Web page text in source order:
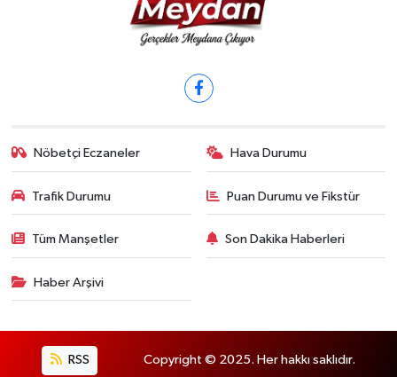
Nöbetçi Eczaneler Hava Durumu
Trafik Durumu Puan Durumu ve Fikstür
Tüm Manşetler Son Dakika Haberleri
Haber Arşivi
RSS Copyright © 2025. Her hakkı saklıdır.